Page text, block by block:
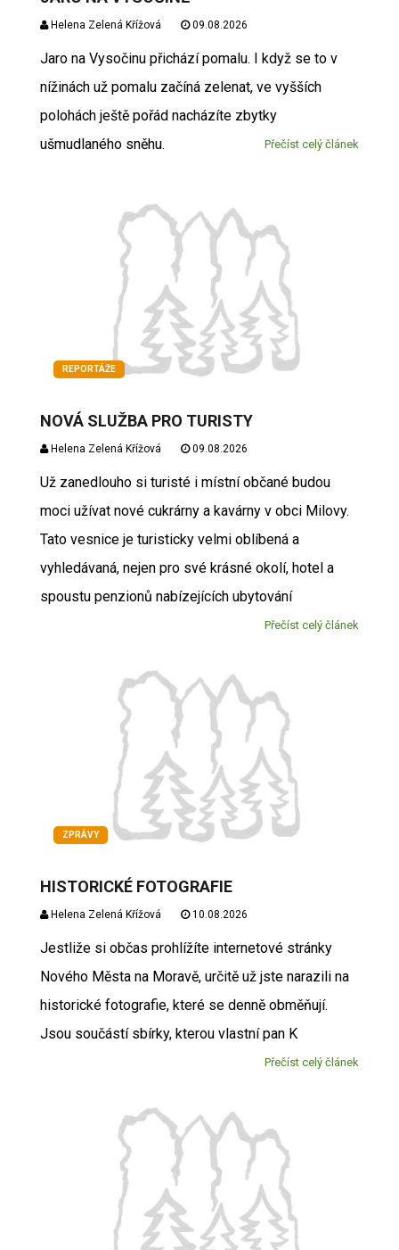
Helena Zelená Křížová 09.08.2026
Jaro na Vysočinu přichází pomalu. I když se to v
nížinách už pomalu začíná zelenat, ve vyšších
polohách ještě pořád nacházíte zbytky
ušmudlaného sněhu.
Přečíst celý článek
REPORTÁŽE
NOVÁ SLUŽBA PRO TURISTY
Helena Zelená Křížová 09.08.2026
Už zanedlouho si turisté i místní občané budou
moci užívat nové cukrárny a kavárny v obci Milovy.
Tato vesnice je turisticky velmi oblíbená a
vyhledávaná, nejen pro své krásné okolí, hotel a
spoustu penzionů nabízejících ubytování
Přečíst celý článek
ZPRÁVY
HISTORICKÉ FOTOGRAFIE
Helena Zelená Křížová 10.08.2026
Jestliže si občas prohlížíte internetové stránky
Nového Města na Moravě, určitě už jste narazili na
historické fotografie, které se denně obměňují.
Jsou součástí sbírky, kterou vlastní pan K
Přečíst celý článek